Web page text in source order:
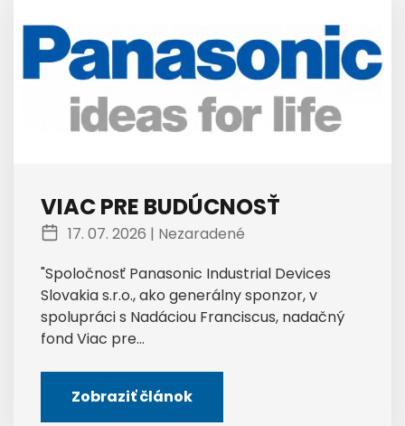
VIAC PRE BUDÚCNOSŤ
17. 07. 2026 | Nezaradené
"Spoločnosť Panasonic Industrial Devices
Slovakia s.r.o., ako generálny sponzor, v
spolupráci s Nadáciou Franciscus, nadačný
fond Viac pre...
Zobraziť článok